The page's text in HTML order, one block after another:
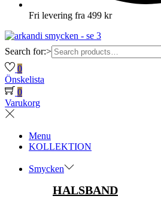
Fri levering fra 499 kr
Search for:>
0
Önskelista
0
Varukorg
Menu
KOLLEKTION
Smycken
HALSBAND